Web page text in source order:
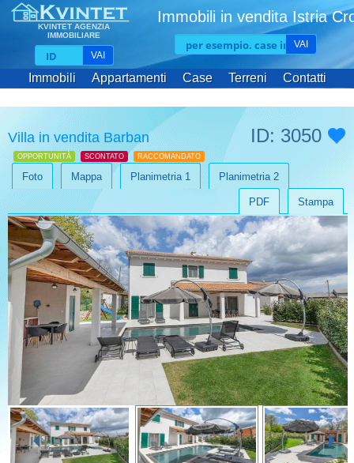
KVINTET AGENZIA
IMMOBILIARE
Immobili in vendita Istria
VAI
VAI
Immobili Appartamenti Case Terreni Contatti
Villa in vendita Barban
OPPORTUNITÀ SCONTATO RACCOMANDATO
ID: 3050
Foto Mappa Planimetria 1 Planimetria 2
Stampa
PDF